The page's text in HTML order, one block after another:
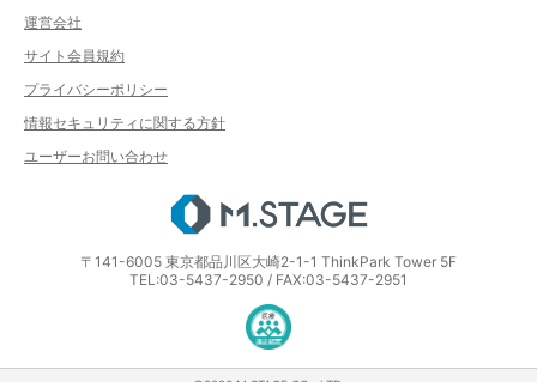
運営会社
サイト会員規約
プライバシーポリシー
情報セキュリティに関する方針
ユーザーお問い合わせ
〒141-6005 東京都品川区大崎2-1-1 ThinkPark Tower 5F
TEL:03-5437-2950 / FAX:03-5437-2951